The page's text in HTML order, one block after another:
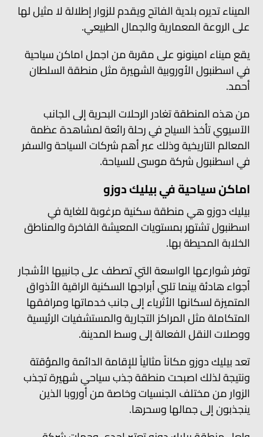
الميناء تديره بلدية الفاتح ويقدم للزوار إطلالة لا مثيل لها
على الروعة المعمارية والجمال الطبيعي.
يقع ميناء امينونو على مقربة من اجمل اماكن سياحية
في اسطنبول الأوروبية الشهيرة مثل منطقة السلطان
أحمد.
من هذه المنطقة تغادر الرحلات البحرية إلى الجانب
الآسيوي تأخذ السياح في رحلة رائعة لمشاهدة عظمة
المعالم التاريخية وذلك عبر أهم شركات السياحة والسفر
في اسطنبول شركة موسى للسياحة.
اماكن سياحية في بيليك دوزو
بيليك دوزو هي منطقة سكنية مرغوبة للغاية في
اسطنبول تشتهر بمستويات المعيشة الفاخرة والمناطق
الخلابة المحيطة بها.
توفر شوارعها الواسعة التي تصطف على جانبيها الأشجار
أجواء هادئة بينما تلبي أبراجها السكنية الراقية الأذواق
المتميزة لسكانها الأثرياء إلى جانب خدماتها ومرافقها
المتكاملة مثل المراكز التجارية والمستشفيات الرئيسية
ووصلات النقل الفعالة إلى وسط المدينة.
تعد بيليك دوزو مكاناً مثالياً للإقامة الدائمة والمؤقتة
ونتيجة لذلك اصبحت منطقة جذب سياحي شهيرة تجذب
الزوار من مختلف الجنسيات وخاصة من أوروبا الذين
ينجذبون إلى جمالها وسحرها.